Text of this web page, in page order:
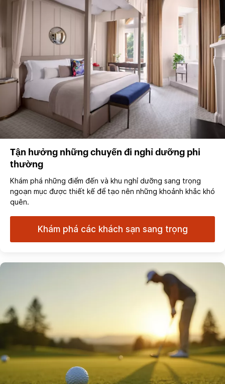
Tận hưởng những chuyến đi nghỉ dưỡng phi
thường
Khám phá những điểm đến và khu nghỉ dưỡng sang trọng
ngoạn mục được thiết kế để tạo nên những khoảnh khắc khó
quên.
Khám phá các khách sạn sang trọng